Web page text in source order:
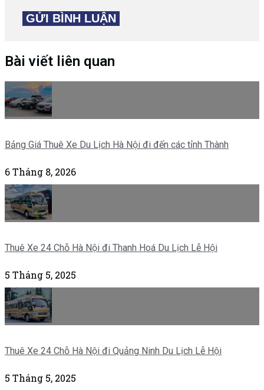
Bài viết liên quan
Bảng Giá Thuê Xe Du Lịch Hà Nội đi đến các tỉnh Thành
6 Tháng 8, 2026
Thuê Xe 24 Chỗ Hà Nội đi Thanh Hoá Du Lịch Lễ Hội
5 Tháng 5, 2025
Thuê Xe 24 Chỗ Hà Nội đi Quảng Ninh Du Lịch Lễ Hội
5 Tháng 5, 2025